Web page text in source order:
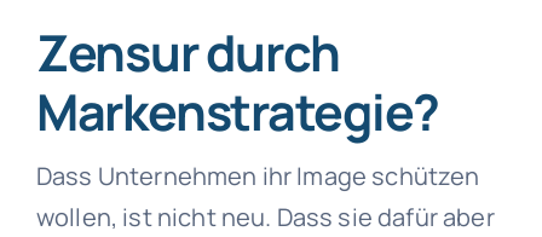
Zensur durch
Markenstrategie?
Dass Unternehmen ihr Image schützen
wollen, ist nicht neu. Dass sie dafür aber